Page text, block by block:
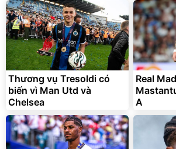
Thương vụ Tresoldi có
biến vì Man Utd và
Chelsea
Real
A